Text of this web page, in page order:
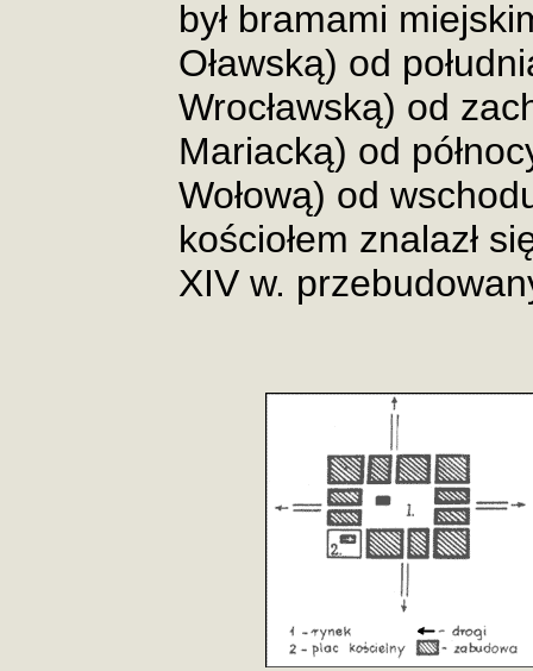
był bramami
Oławską) od
Wrocławską) od
Mariacką) od
Wołową) od
kościołem znalazł
XIV w.